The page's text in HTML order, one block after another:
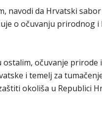
navodi da Hrvatski
o očuvanju prirodnog
očuvanje prirode
i temelj za
okoliša u Republici